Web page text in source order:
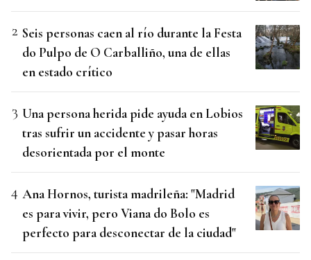
Seis personas caen al río durante la Festa
do Pulpo de O Carballiño, una de ellas
en estado crítico
Una persona herida pide ayuda en Lobios
tras sufrir un accidente y pasar horas
desorientada por el monte
Ana Hornos, turista madrileña: "Madrid
es para vivir, pero Viana do Bolo es
perfecto para desconectar de la ciudad"